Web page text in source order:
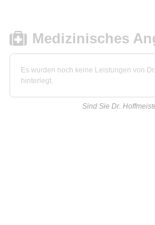
Medizinisches
Es wurden noch keine Leistungen von
hinterlegt.
Sind Sie Dr.